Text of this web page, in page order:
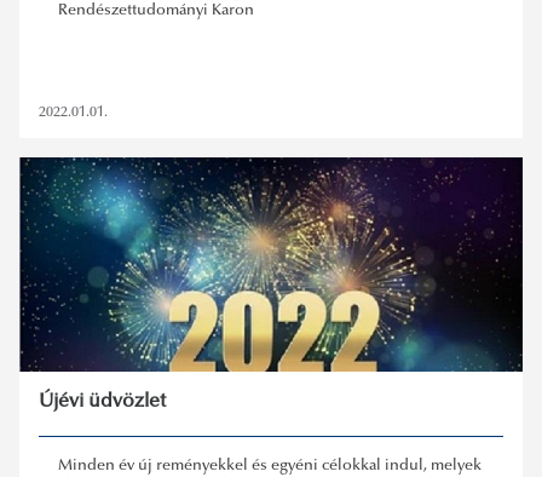
Rendészettudományi Karon
2022.01.01.
Újévi üdvözlet
Minden év új reményekkel és egyéni célokkal indul, melyek